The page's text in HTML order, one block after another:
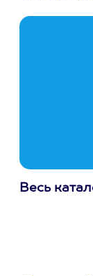
Весь